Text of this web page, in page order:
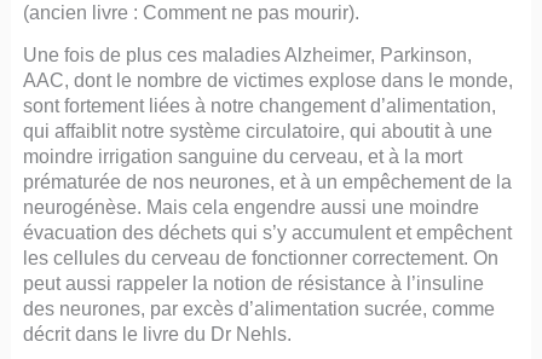
(ancien livre : Comment ne pas mourir).
Une fois de plus ces maladies Alzheimer, Parkinson,
AAC, dont le nombre de victimes explose dans le monde,
sont fortement liées à notre changement d’alimentation,
qui affaiblit notre système circulatoire, qui aboutit à une
moindre irrigation sanguine du cerveau, et à la mort
prématurée de nos neurones, et à un empêchement de la
neurogénèse. Mais cela engendre aussi une moindre
évacuation des déchets qui s’y accumulent et empêchent
les cellules du cerveau de fonctionner correctement. On
peut aussi rappeler la notion de résistance à l’insuline
des neurones, par excès d’alimentation sucrée, comme
décrit dans le livre du Dr Nehls.